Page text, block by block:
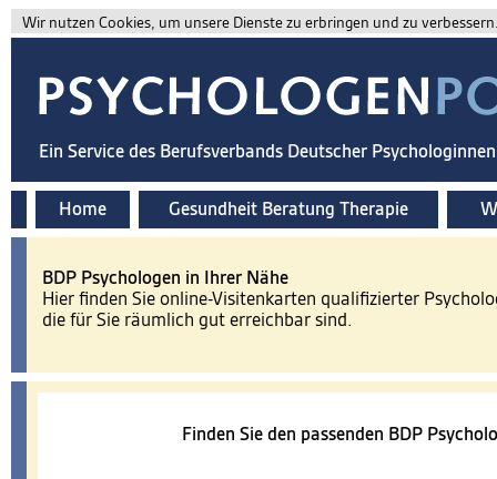
Wir nutzen Cookies, um unsere Dienste zu erbringen und zu
Ein Service des Berufsverbands Deutscher
Home Gesundheit Beratung Therapie
BDP Psychologen in Ihrer Nähe
Hier finden Sie online-Visitenkarten qualifizierter
die für Sie räumlich gut erreichbar sind.
Finden Sie den passenden BDP